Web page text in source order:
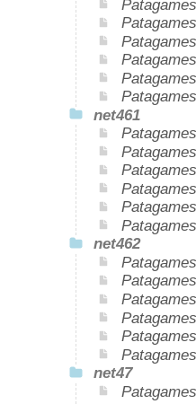
net461
net462
net47